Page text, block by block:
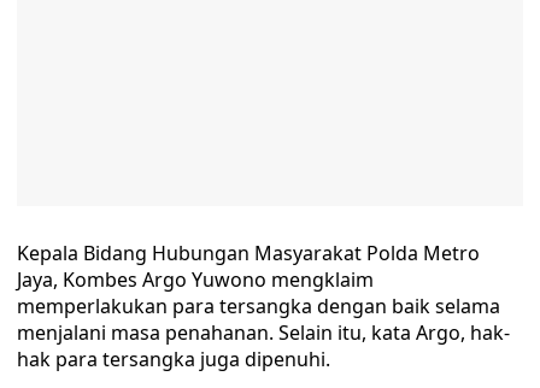
Kepala Bidang Hubungan Masyarakat Polda Metro
Jaya, Kombes Argo Yuwono mengklaim
memperlakukan para tersangka dengan baik selama
menjalani masa penahanan. Selain itu, kata Argo, hak-
hak para tersangka juga dipenuhi.